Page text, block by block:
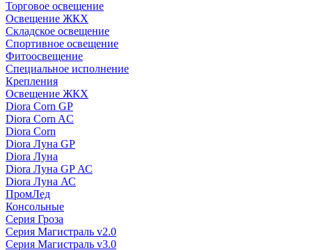
Торговое освещение
Освещение ЖКХ
Складское освещение
Спортивное освещение
Фитоосвещение
Специальное исполнение
Крепления
Освещение ЖКХ
Diora Corn GP
Diora Corn AC
Diora Corn
Diora Луна GP
Diora Луна
Diora Луна GP АС
Diora Луна АС
ПромЛед
Консольные
Серия Гроза
Серия Магистраль v2.0
Серия Магистраль v3.0